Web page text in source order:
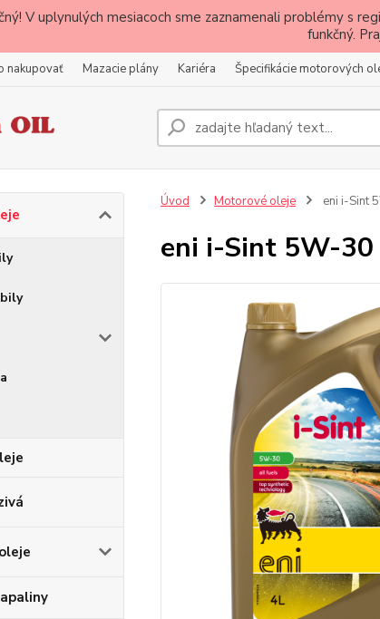
V uplynulých mesiacoch sme zaznamenali problémy s
funkčný.
nakupovať Mazacie plány Kariéra Špecifikácie motorových
Úvod Motorové oleje eni i-Sint
eni i-Sint 5W-30